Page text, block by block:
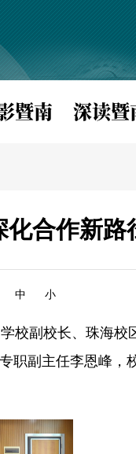
暨南 深读暨
化合作新路
中 小
校副校长、珠海校
职副主任李恩峰，